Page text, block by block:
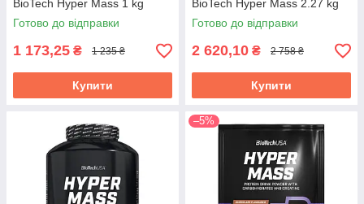
BioTech Hyper Mass 1 kg
Готово до відправки
1 173,25 ₴ 1 235 ₴
Купити
BioTech Hyper Mass 2.27 kg
Готово до відправки
2 620,10 ₴ 2 758 ₴
Купити
–5%